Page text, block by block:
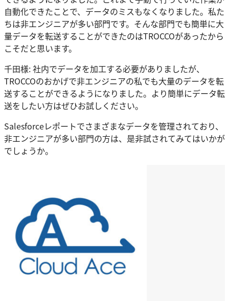
自動化できたことで、データのミスもなくなりました。私た
ちは非エンジニアが多い部門です。そんな部門でも簡単に大
量データを転送することができたのはTROCCOがあったから
こそだと思います。
千田様: 社内でデータを加工する必要がありましたが、
TROCCOのおかげで非エンジニアの私でも大量のデータを転
送することができるようになりました。より簡単にデータ転
送をしたい方はぜひお試しください。
Salesforceレポートでさまざまなデータを管理されており、
非エンジニアが多い部門の方は、是非試されてみてはいかが
でしょうか。